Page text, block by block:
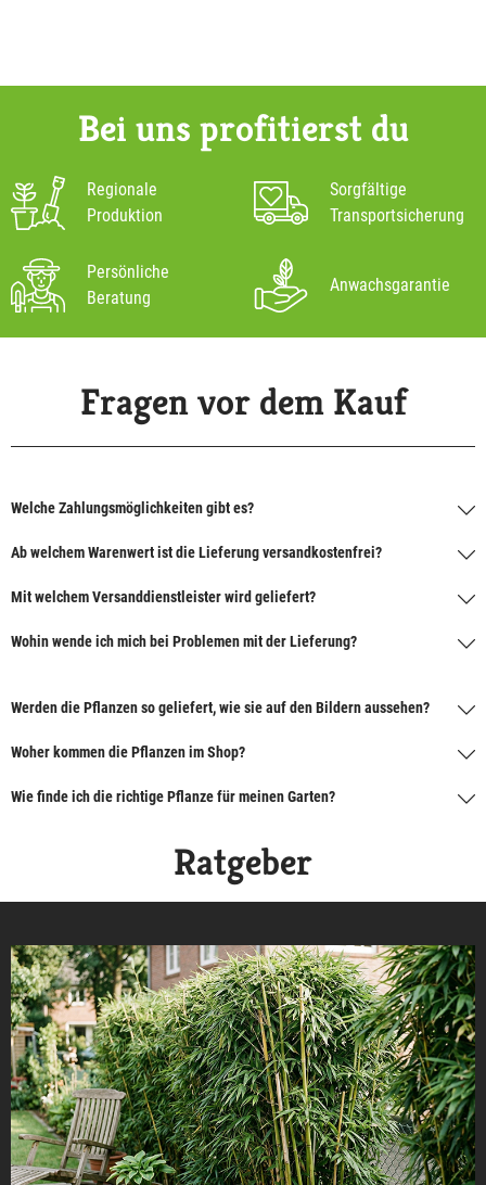
Bei uns profitierst du
Regionale
Produktion
Sorgfältige
Transportsicherung
Persönliche
Beratung
Anwachsgarantie
Fragen vor dem Kauf
Welche Zahlungsmöglichkeiten gibt es?
Ab welchem Warenwert ist die Lieferung versandkostenfrei?
Mit welchem Versanddienstleister wird geliefert?
Wohin wende ich mich bei Problemen mit der Lieferung?
Werden die Pflanzen so geliefert, wie sie auf den Bildern aussehen?
Woher kommen die Pflanzen im Shop?
Wie finde ich die richtige Pflanze für meinen Garten?
Ratgeber